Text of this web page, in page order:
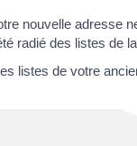
nouvelle adresse
radié des listes de
listes de votre